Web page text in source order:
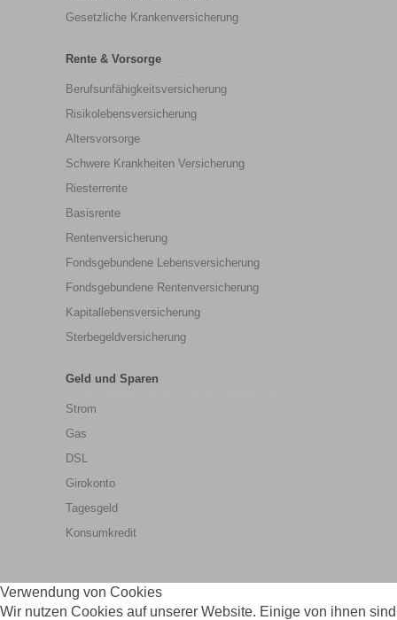
Gesetzliche Krankenversicherung
Rente & Vorsorge
Berufs­unfähigkeitsversicherung
Risikolebensversicherung
Altersvorsorge
Schwere Krankheiten Versicherung
Riesterrente
Basisrente
Rentenversicherung
Fondsgebundene Lebensversicherung
Fondsgebundene Rentenversicherung
Kapitallebensversicherung
Sterbegeldversicherung
Geld und Sparen
Strom
Gas
DSL
Girokonto
Tagesgeld
Konsumkredit
Verwendung von Cookies
Wir nutzen Cookies auf unserer Website. Einige von ihnen sind